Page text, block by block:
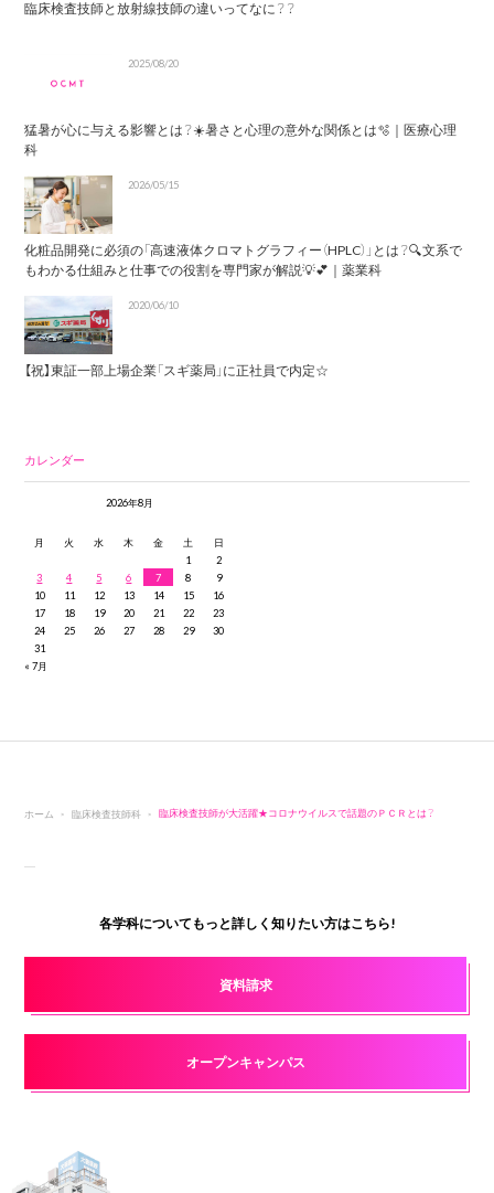
臨床検査技師と放射線技師の違いってなに？？
2025/08/20
猛暑が心に与える影響とは？☀️暑さと心理の意外な関係とは🫧｜医療心理
科
2026/05/15
化粧品開発に必須の「高速液体クロマトグラフィー（HPLC）」とは？🔍文系で
もわかる仕組みと仕事での役割を専門家が解説💡💕｜薬業科
2020/06/10
【祝】東証一部上場企業「スギ薬局」に正社員で内定☆
カレンダー
2026年8月
月 火 水 木 金 土
日
1
2
3
4 5 6 7 8
9
10
11 12 13 14 15
16
17
18 19 20 21 22
23
24
25 26 27 28 29
30
31
« 7月
ホーム 臨床検査技師科 臨床検査技師が大活躍★コロナウイルスで話題のＰＣＲとは？
各学科についてもっと詳しく知りたい方はこちら!
資料請求
オープンキャンパス